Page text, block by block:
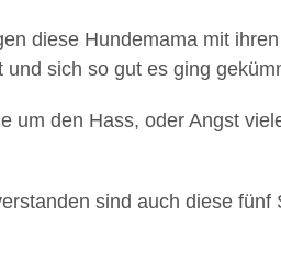
diese Hundemama mit
sich so gut es ging
um den Hass, oder Angst
sind auch diese fünf